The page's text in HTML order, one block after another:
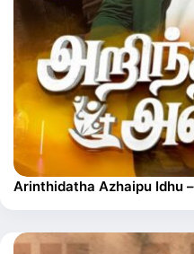
Arinthidatha Azhaipu Idhu